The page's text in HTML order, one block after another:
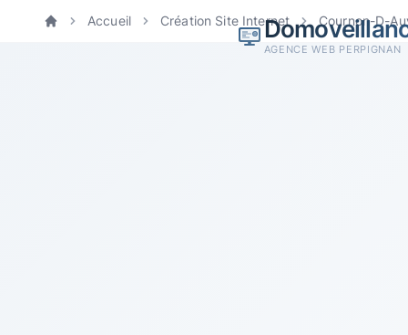
AGENCE WEB PERPIGNAN
Accueil Création Site Internet Cournon-D-